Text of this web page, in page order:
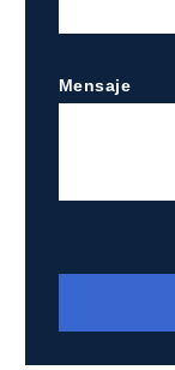
Mensaje